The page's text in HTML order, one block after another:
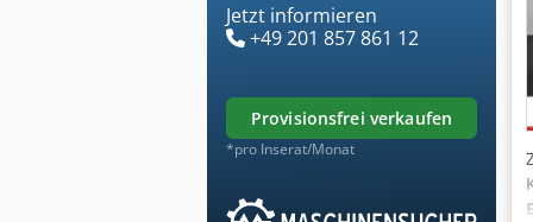
Jetzt informieren
+49 201 857 861 12
provisionsfrei verkaufen
*pro Inserat/Monat